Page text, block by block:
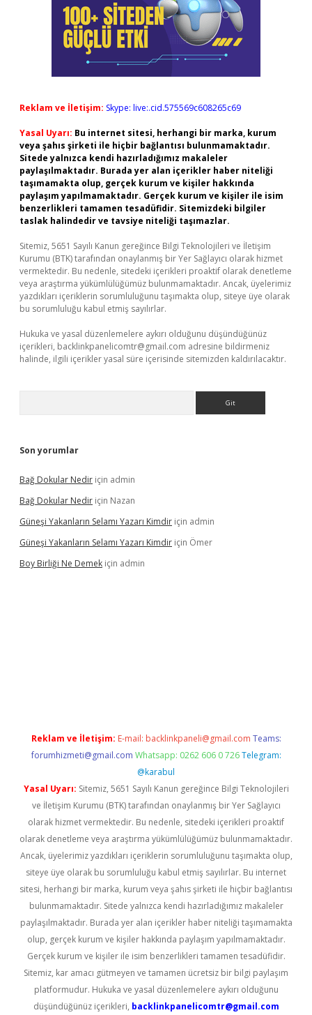
Reklam ve İletişim: Skype: live:.cid.575569c608265c69
Yasal Uyarı: Bu internet sitesi, herhangi bir marka, kurum
veya şahıs şirketi ile hiçbir bağlantısı bulunmamaktadır.
Sitede yalnızca kendi hazırladığımız makaleler
paylaşılmaktadır. Burada yer alan içerikler haber niteliği
taşımamakta olup, gerçek kurum ve kişiler hakkında
paylaşım yapılmamaktadır. Gerçek kurum ve kişiler ile isim
benzerlikleri tamamen tesadüfidir. Sitemizdeki bilgiler
taslak halindedir ve tavsiye niteliği taşımazlar.
Sitemiz, 5651 Sayılı Kanun gereğince Bilgi Teknolojileri ve İletişim
Kurumu (BTK) tarafından onaylanmış bir Yer Sağlayıcı olarak hizmet
vermektedir. Bu nedenle, sitedeki içerikleri proaktif olarak denetleme
veya araştırma yükümlülüğümüz bulunmamaktadır. Ancak, üyelerimiz
yazdıkları içeriklerin sorumluluğunu taşımakta olup, siteye üye olarak
bu sorumluluğu kabul etmiş sayılırlar.
Hukuka ve yasal düzenlemelere aykırı olduğunu düşündüğünüz
içerikleri, backlinkpanelicomtr@gmail.com adresine bildirmeniz
halinde, ilgili içerikler yasal süre içerisinde sitemizden kaldırılacaktır.
Son yorumlar
Bağ Dokular Nedir için admin
Bağ Dokular Nedir için Nazan
Güneşi Yakanların Selamı Yazarı Kimdir için admin
Güneşi Yakanların Selamı Yazarı Kimdir için Ömer
Boy Birliği Ne Demek için admin
Reklam ve İletişim: E-mail: backlinkpaneli@gmail.com Teams:
forumhizmeti@gmail.com Whatsapp: 0262 606 0 726 Telegram:
@karabul
Yasal Uyarı: Sitemiz, 5651 Sayılı Kanun gereğince Bilgi Teknolojileri
ve İletişim Kurumu (BTK) tarafından onaylanmış bir Yer Sağlayıcı
olarak hizmet vermektedir. Bu nedenle, sitedeki içerikleri proaktif
olarak denetleme veya araştırma yükümlülüğümüz bulunmamaktadır.
Ancak, üyelerimiz yazdıkları içeriklerin sorumluluğunu taşımakta olup,
siteye üye olarak bu sorumluluğu kabul etmiş sayılırlar. Bu internet
sitesi, herhangi bir marka, kurum veya şahıs şirketi ile hiçbir bağlantısı
bulunmamaktadır. Sitede yalnızca kendi hazırladığımız makaleler
paylaşılmaktadır. Burada yer alan içerikler haber niteliği taşımamakta
olup, gerçek kurum ve kişiler hakkında paylaşım yapılmamaktadır.
Gerçek kurum ve kişiler ile isim benzerlikleri tamamen tesadüfidir.
Sitemiz, kar amacı gütmeyen ve tamamen ücretsiz bir bilgi paylaşım
platformudur. Hukuka ve yasal düzenlemelere aykırı olduğunu
düşündüğünüz içerikleri, backlinkpanelicomtr@gmail.com